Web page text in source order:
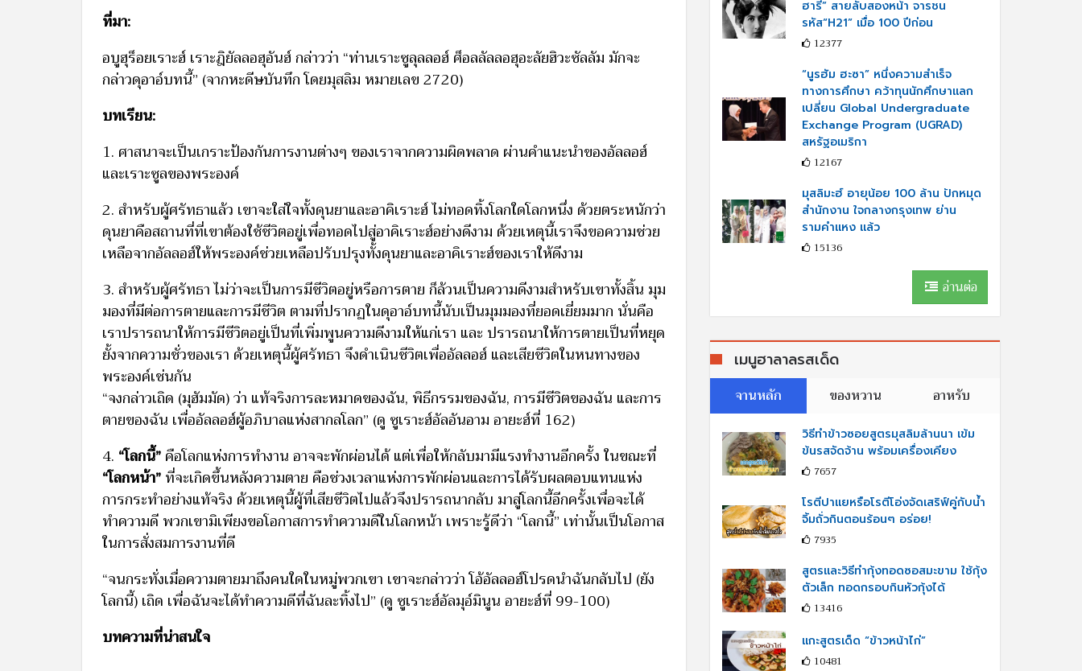
ที่มา:
อบูฮุร็อยเราะฮ์ เราะฎิยัลลอฮุอันฮ์ กล่าวว่า “ท่านเราะซูลุลลอฮ์ ศ็อลลัลลอฮุอะลัยฮิวะซัลลัม มักจะ
กล่าวดุอาอ์บทนี้” (จากหะดีษบันทึก โดยมุสลิม หมายเลข 2720)
บทเรียน:
1. ศาสนาจะเป็นเกราะป้องกันการงานต่างๆ ของเราจากความผิดพลาด ผ่านคำแนะนำของอัลลอฮ์
และเราะซูลของพระองค์
2. สำหรับผู้ศรัทธาแล้ว เขาจะใส่ใจทั้งดุนยาและอาคิเราะฮ์ ไม่ทอดทิ้งโลกใดโลกหนึ่ง ด้วยตระหนักว่า
ดุนยาคือสถานที่ที่เขาต้องใช้ชีวิตอยู่เพื่อทอดไปสู่อาคิเราะฮ์อย่างดีงาม ด้วยเหตุนี้เราจึงขอความช่วย
เหลือจากอัลลอฮ์ให้พระองค์ช่วยเหลือปรับปรุงทั้งดุนยาและอาคิเราะฮ์ของเราให้ดีงาม
3. สำหรับผู้ศรัทธา ไม่ว่าจะเป็นการมีชีวิตอยู่หรือการตาย ก็ล้วนเป็นความดีงามสำหรับเขาทั้งสิ้น มุม
มองที่มีต่อการตายและการมีชีวิต ตามที่ปรากฏในดุอาอ์บทนี้นับเป็นมุมมองที่ยอดเยี่ยมมาก นั่นคือ
เราปรารถนาให้การมีชีวิตอยู่เป็นที่เพิ่มพูนความดีงามให้แก่เรา และ ปรารถนาให้การตายเป็นที่หยุด
ยั้งจากความชั่วของเรา ด้วยเหตุนี้ผู้ศรัทธา จึงดำเนินชีวิตเพื่ออัลลอฮ์ และเสียชีวิตในหนทางของ
พระองค์เช่นกัน
“จงกล่าวเถิด (มุฮัมมัด) ว่า แท้จริงการละหมาดของฉัน, พิธีกรรมของฉัน, การมีชีวิตของฉัน และการ
ตายของฉัน เพื่ออัลลอฮ์ผู้อภิบาลแห่งสากลโลก” (ดู ซูเราะฮ์อัลอันอาม อายะฮ์ที่ 162)
4. “โลกนี้”คือโลกแห่งการทำงาน อาจจะพักผ่อนได้ แต่เพื่อให้กลับมามีแรงทำงานอีกครั้ง ในขณะที่
“โลกหน้า”ที่จะเกิดขึ้นหลังความตาย คือช่วงเวลาแห่งการพักผ่อนและการได้รับผลตอบแทนแห่ง
การกระทำอย่างแท้จริง ด้วยเหตุนี้ผู้ที่เสียชีวิตไปแล้วจึงปรารถนากลับ มาสู่โลกนี้อีกครั้งเพื่อจะได้
ทำความดี พวกเขามิเพียงขอโอกาสการทำความดีในโลกหน้า เพราะรู้ดีว่า “โลกนี้” เท่านั้นเป็นโอกาส
ในการสั่งสมการงานที่ดี
“จนกระทั่งเมื่อความตายมาถึงคนใดในหมู่พวกเขา เขาจะกล่าวว่า โอ้อัลลอฮ์โปรดนำฉันกลับไป (ยัง
โลกนี้) เถิด เพื่อฉันจะได้ทำความดีที่ฉันละทิ้งไป” (ดู ซูเราะฮ์อัลมุอ์มินูน อายะฮ์ที่ 99-100)
บทความที่น่าสนใจ
ฮารี” สายลับสองหน้า จารชน
รหัส“H21” เมื่อ 100 ปีก่อน
12377
“นูรฮัม ฮะซา” หนึ่งความสำเร็จ
ทางการศึกษา คว้าทุนนักศึกษาแลก
เปลี่ยน Global Undergraduate
Exchange Program (UGRAD)
สหรัฐอเมริกา
12167
มุสลิมะฮ์ อายุน้อย 100 ล้าน ปักหมุด
สำนักงาน ใจกลางกรุงเทพ ย่าน
รามคำแหง แล้ว
15136
อ่านต่อ
เมนูฮาลาลรสเด็ด
จานหลัก
ของหวาน อาหรับ
วิธีทำข้าวซอยสูตรมุสลิมล้านนา เข้ม
ข้นรสจัดจ้าน พร้อมเครื่องเคียง
7657
โรตีปาแยหรือโรตีโอ่งจัดเสริฟ์คู่กับนํ้า
จิ้มถั่วกินตอนร้อนๆ อร่อย!
7935
สูตรและวิธีทำกุ้งทอดซอสมะขาม ใช้กุ้ง
ตัวเล็ก ทอดกรอบกินหัวกุ้งได้
13416
แกะสูตรเด็ด “ข้าวหน้าไก่”
10481